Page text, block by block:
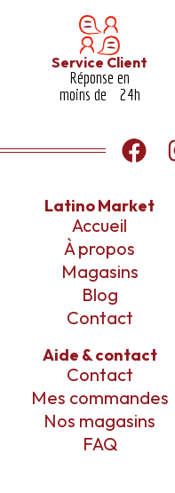
Service Client
Réponse en
moins de 24h
Latino Market
Accueil
À propos
Magasins
Blog
Contact
Aide & contact
Contact
Mes commandes
Nos magasins
FAQ